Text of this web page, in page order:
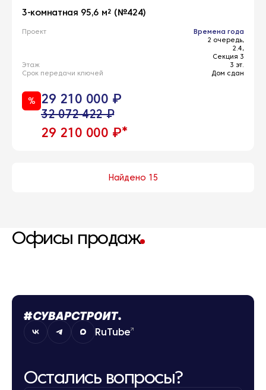
3-комнатная 95,6 м² (№424)
Проект
Времена года
2 очередь,
2.4,
Секция 3
Этаж
3 эт.
Срок передачи ключей
Дом сдан
% 29 210 000 ₽
32 072 422 ₽
29 210 000 ₽*
Найдено 15
Офисы продаж
RuTube
Остались вопросы?